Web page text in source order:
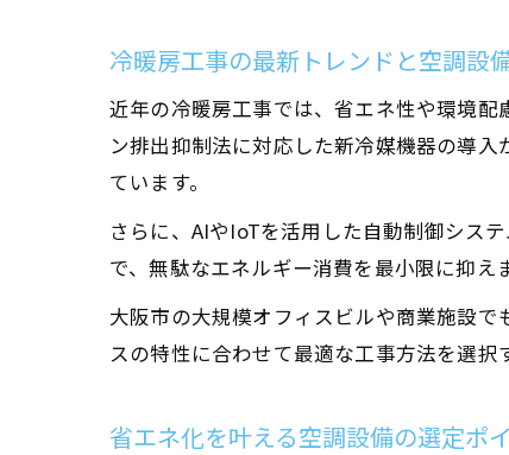
冷暖房工事の最新トレンドと空調設
近年の冷暖房工事では、省エネ性や環境
ン排出抑制法に対応した新冷媒機器の導
ています。
さらに、AIやIoTを活用した自動制御シス
で、無駄なエネルギー消費を最小限に抑え
大阪市の大規模オフィスビルや商業施設
スの特性に合わせて最適な工事方法を選択
省エネ化を叶える空調設備の選定ポ